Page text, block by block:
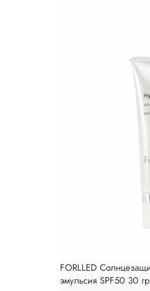
FORLLED
эмульсия SPF50 30 гр